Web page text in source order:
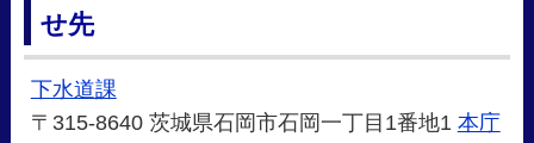
せ先
下水道課
〒315-8640 茨城県石岡市石岡一丁目1番地1 本庁